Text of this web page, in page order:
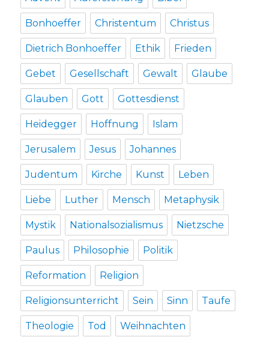
Bonhoeffer Christentum Christus
Dietrich Bonhoeffer Ethik Frieden
Gebet Gesellschaft Gewalt Glaube
Glauben Gott Gottesdienst
Heidegger Hoffnung Islam
Jerusalem Jesus Johannes
Judentum Kirche Kunst Leben
Liebe Luther Mensch Metaphysik
Mystik Nationalsozialismus Nietzsche
Paulus Philosophie Politik
Reformation Religion
Religionsunterricht Sein Sinn Taufe
Theologie Tod Weihnachten